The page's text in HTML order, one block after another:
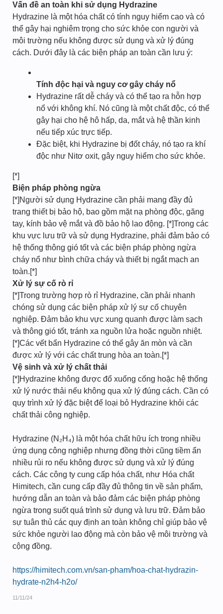
Vấn đề an toàn khi sử dụng Hydrazine
Hydrazine là một hóa chất có tính nguy hiểm cao và có
thể gây hại nghiêm trọng cho sức khỏe con người và
môi trường nếu không được sử dụng và xử lý đúng
cách. Dưới đây là các biện pháp an toàn cần lưu ý:
Tính độc hại và nguy cơ gây cháy nổ
Hydrazine rất dễ cháy và có thể tạo ra hỗn hợp
nổ với không khí. Nó cũng là một chất độc, có thể
gây hại cho hệ hô hấp, da, mắt và hệ thần kinh
nếu tiếp xúc trực tiếp.
Đặc biệt, khi Hydrazine bị đốt cháy, nó tạo ra khí
độc như Nitơ oxit, gây nguy hiểm cho sức khỏe.
[*]
Biện pháp phòng ngừa
[*]Người sử dụng Hydrazine cần phải mang đầy đủ
trang thiết bị bảo hộ, bao gồm mặt nạ phòng độc, găng
tay, kính bảo vệ mắt và đồ bảo hộ lao động. [*]Trong các
khu vực lưu trữ và sử dụng Hydrazine, phải đảm bảo có
hệ thống thông gió tốt và các biện pháp phòng ngừa
cháy nổ như bình chữa cháy và thiết bị ngắt mạch an
toàn.[*]
Xử lý sự cố rò rỉ
[*]Trong trường hợp rò rỉ Hydrazine, cần phải nhanh
chóng sử dụng các biện pháp xử lý sự cố chuyên
nghiệp. Đảm bảo khu vực xung quanh được làm sạch
và thông gió tốt, tránh xa nguồn lửa hoặc nguồn nhiệt.
[*]Các vết bẩn Hydrazine có thể gây ăn mòn và cần
được xử lý với các chất trung hòa an toàn.[*]
Vệ sinh và xử lý chất thải
[*]Hydrazine không được đổ xuống cống hoặc hệ thống
xử lý nước thải nếu không qua xử lý đúng cách. Cần có
quy trình xử lý đặc biệt để loại bỏ Hydrazine khỏi các
chất thải công nghiệp.
Hydrazine (N₂H₄) là một hóa chất hữu ích trong nhiều
ứng dụng công nghiệp nhưng đồng thời cũng tiềm ẩn
nhiều rủi ro nếu không được sử dụng và xử lý đúng
cách. Các công ty cung cấp hóa chất, như Hóa chất
Himitech, cần cung cấp đầy đủ thông tin về sản phẩm,
hướng dẫn an toàn và bảo đảm các biện pháp phòng
ngừa trong suốt quá trình sử dụng và lưu trữ. Đảm bảo
sự tuân thủ các quy định an toàn không chỉ giúp bảo vệ
sức khỏe người lao động mà còn bảo vệ môi trường và
cộng đồng.
https://himitech.com.vn/san-pham/hoa-chat-hydrazin-
hydrate-n2h4-h2o/
11/11/24